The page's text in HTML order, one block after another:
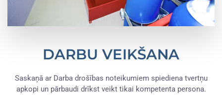
DARBU VEIKŠANA
Saskaņā ar Darba drošības noteikumiem spiediena tvertņu
apkopi un pārbaudi drīkst veikt tikai kompetenta persona.